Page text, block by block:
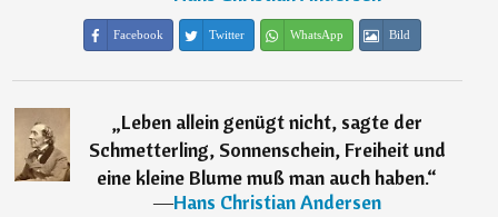
Facebook Twitter WhatsApp Bild
„Leben allein genügt nicht, sagte der
Schmetterling, Sonnenschein, Freiheit und
eine kleine Blume muß man auch haben.“
―Hans Christian Andersen